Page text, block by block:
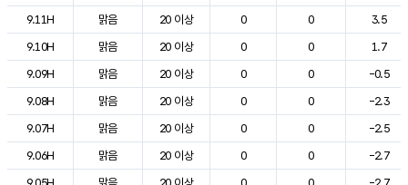
9.11H
맑음 20 이상 0 0
3.5
9.10H
맑음 20 이상 0 0
1.7
9.09H
맑음 20 이상 0 0
-0.5
9.08H
맑음 20 이상 0 0
-2.3
9.07H
맑음 20 이상 0 0
-2.5
9.06H
맑음 20 이상 0 0
-2.7